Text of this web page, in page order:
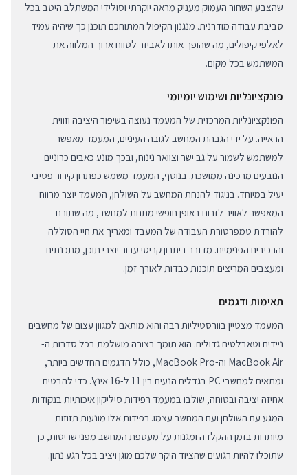
שהצבע השחור העמוק מעניק מראה יוקרתי וסולידי המשתלב היטב בכל
סביבת עבודה מודרנית. מנגנון הקיפול המתוחכם תוכנן כך שיהיה עמיד
לאלפי קיפולים, מה שהופך אותו לאביזר לטווח ארוך המלווה את
המשתמש בכל מקום.
פונקציונליות ושימוש יומיומי
הפונקציונליות המרכזית של המעמד נעוצה בשיפור היציבה וזווית
הראייה. על ידי הגבהת המחשב לגובה העיניים, המעמד מאפשר
למשתמש לשמור על גב ישר וצוואר נינוח, ובכך מונע כאבים כרוניים
הנובעים מרכינה ממושכת. בנוסף, המעמד משמש כפתרון קירור פסיבי
יעיל במיוחד. בניגוד להנחת המחשב על השולחן, המעמד יוצר מרווח
המאפשר לאוויר לזרום באופן חופשי מתחת למחשב, מה שתורם
להורדת טמפרטורת העבודה של המעבד ומאריך את חיי הסוללה
והרכיבים הפנימיים. מדובר ביתרון קריטי עבור יוצרי תוכן, מתכנתים
ומעצבים המריצים תוכנות כבדות לאורך זמן.
תאימות ודגמים
המעמד מצטיין בוורסטיליות רבה והוא מותאם למגוון עצום של מחשבים
ניידים וטאבלטים גדולים. הוא תומך בצורה מושלמת בכל סדרות ה-
MacBook Air וה-MacBook Pro, כולל הדגמים החדשים ביותר,
ומתאים למחשבי PC בגדלים הנעים בין 11 ל-16 אינץ'. כדי להבטיח
אחיזה יציבה ובטוחה, שולבו במעמד רפידות סיליקון איכותיות בנקודות
המגע עם השולחן ועם המחשב עצמו. רפידות אלו מונעות תזוזות
מיותרות בזמן ההקלדה ומגנות על מעטפת המחשב מפני שריטות, כך
שתוכלו להיות רגועים שהציוד היקר שלכם מוגן ויציב בכל רגע נתון.